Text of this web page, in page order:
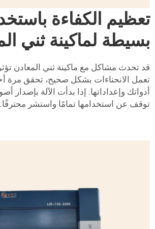
تعظيم الكفاءة
بسيطة لماكينة ثني
قد تحدث مشاكل مع ماكينة ثني المعادن تؤثر
تعمل الانحناءات بشكل صحيح، تحقق مرة
أدواتك وإعداداتها. إذا بدأت الآلة بإصدار
توقف عن استخدامها تمامًا واستشر محترفًا.